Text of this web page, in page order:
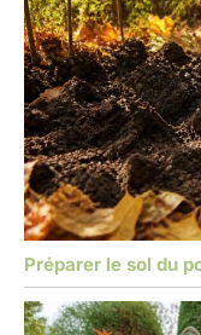
Préparer le sol du